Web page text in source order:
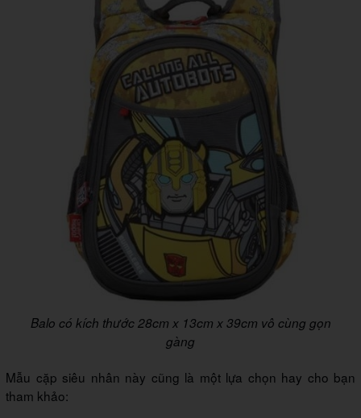
Balo có kích thước 28cm x 13cm x 39cm vô cùng gọn
gàng
Mẫu cặp siêu nhân này cũng là một lựa chọn hay cho bạn
tham khảo: